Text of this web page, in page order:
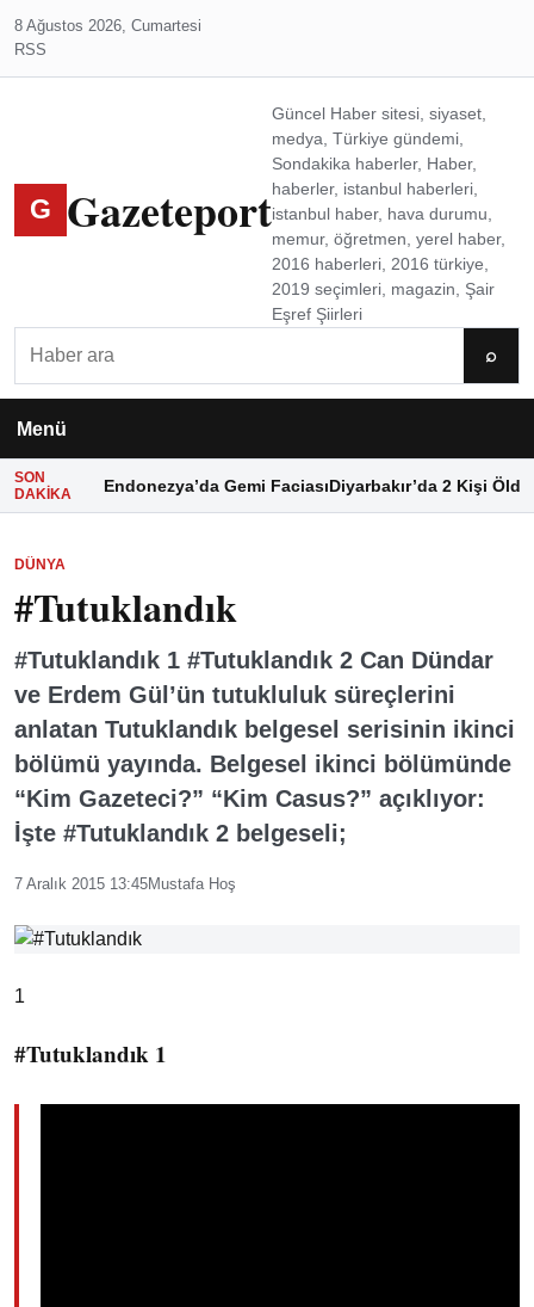
8 Ağustos 2026, Cumartesi
RSS
G Gazeteport
Güncel Haber sitesi, siyaset,
medya, Türkiye gündemi,
Sondakika haberler, Haber,
haberler, istanbul haberleri,
istanbul haber, hava durumu,
memur, öğretmen, yerel haber,
2016 haberleri, 2016 türkiye,
2019 seçimleri, magazin, Şair
Eşref Şiirleri
⌕
Menü
SON
DAKIKA
Endonezya’da Gemi FaciasıDiyarbakır’da 2 Kişi Öldü
DÜNYA
#Tutuklandık
#Tutuklandık 1 #Tutuklandık 2 Can Dündar
ve Erdem Gül’ün tutukluluk süreçlerini
anlatan Tutuklandık belgesel serisinin ikinci
bölümü yayında. Belgesel ikinci bölümünde
“Kim Gazeteci?” “Kim Casus?” açıklıyor:
İşte #Tutuklandık 2 belgeseli;
7 Aralık 2015 13:45Mustafa Hoş
1
#Tutuklandık 1